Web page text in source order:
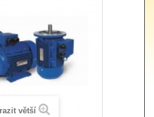
větší